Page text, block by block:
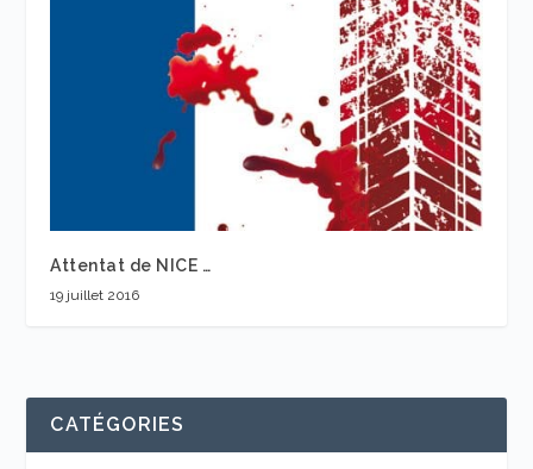
Attentat de NICE …
19 juillet 2016
CATÉGORIES